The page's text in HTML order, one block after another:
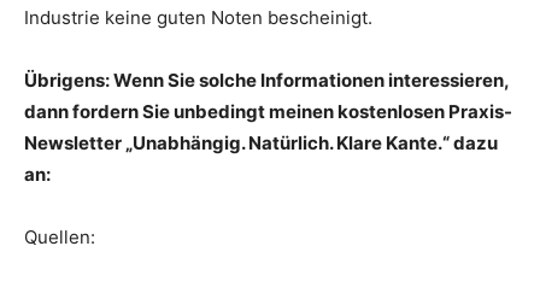
Industrie keine guten Noten bescheinigt.
Übrigens: Wenn Sie solche Informationen interessieren,
dann fordern Sie unbedingt meinen kostenlosen Praxis-
Newsletter „Unabhängig. Natürlich. Klare Kante.“ dazu
an:
Quellen: